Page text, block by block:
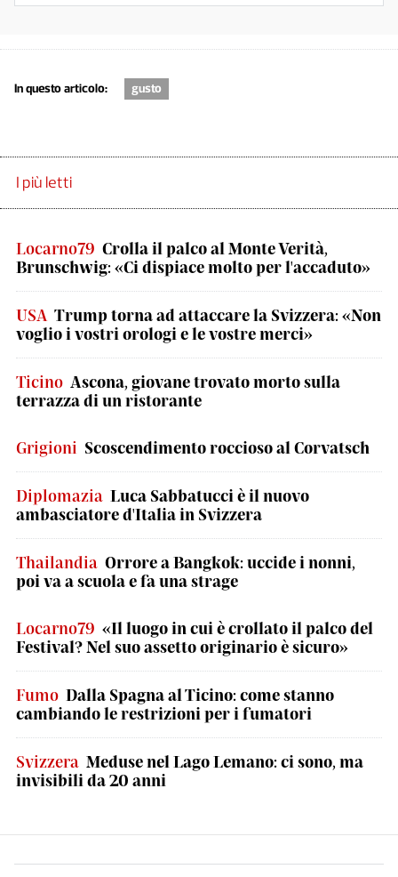
In questo articolo: gusto
I più letti
Locarno79 Crolla il palco al Monte Verità,
Brunschwig: «Ci dispiace molto per l'accaduto»
USA Trump torna ad attaccare la Svizzera: «Non
voglio i vostri orologi e le vostre merci»
Ticino Ascona, giovane trovato morto sulla
terrazza di un ristorante
Grigioni Scoscendimento roccioso al Corvatsch
Diplomazia Luca Sabbatucci è il nuovo
ambasciatore d'Italia in Svizzera
Thailandia Orrore a Bangkok: uccide i nonni,
poi va a scuola e fa una strage
Locarno79 «Il luogo in cui è crollato il palco del
Festival? Nel suo assetto originario è sicuro»
Fumo Dalla Spagna al Ticino: come stanno
cambiando le restrizioni per i fumatori
Svizzera Meduse nel Lago Lemano: ci sono, ma
invisibili da 20 anni